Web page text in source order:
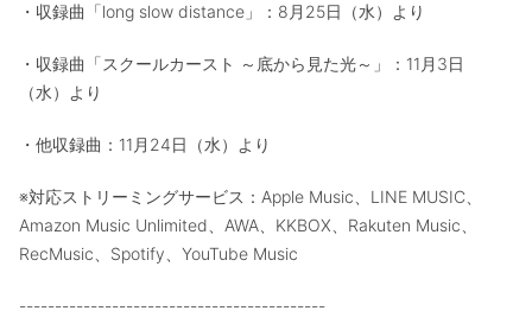
・収録曲「long slow distance」：8月25日（水）より
・収録曲「スクールカースト ～底から見た光～」：11月3日
（水）より
・他収録曲：11月24日（水）より
※対応ストリーミングサービス：Apple Music、LINE MUSIC、
Amazon Music Unlimited、AWA、KKBOX、Rakuten Music、
RecMusic、Spotify、YouTube Music
-------------------------------------------